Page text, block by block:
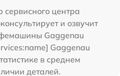
центра
и озвучит
Gaggenau
Gaggenau
в среднем
деталей.